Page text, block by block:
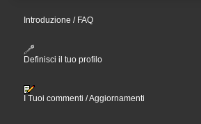
Introduzione / FAQ
Definisci il tuo profilo
I Tuoi commenti / Aggiornamenti